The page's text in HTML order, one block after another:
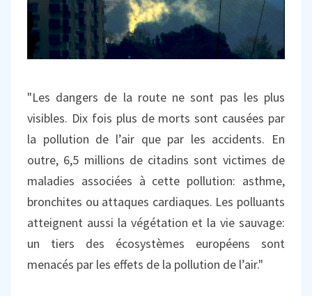
"Les dangers de la route ne sont pas les plus
visibles. Dix fois plus de morts sont causées par
la pollution de l’air que par les accidents. En
outre, 6,5 millions de citadins sont victimes de
maladies associées à cette pollution: asthme,
bronchites ou attaques cardiaques. Les polluants
atteignent aussi la végétation et la vie sauvage:
un tiers des écosystèmes européens sont
menacés par les effets de la pollution de l’air."